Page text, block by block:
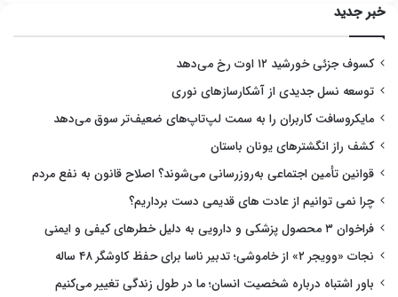
خبر جدید
کسوف جزئی خورشید ۱۲ اوت رخ می‌دهد
توسعه نسل جدیدی از آشکارسازهای نوری
مایکروسافت کاربران را به سمت لپ‌تاپ‌های ضعیف‌تر سوق می‌دهد
کشف راز انگشترهای یونان باستان
قوانین تأمین اجتماعی به‌روزرسانی می‌شوند؟ اصلاح قانون به نفع مردم
چرا نمی توانیم از عادت های قدیمی دست برداریم؟
فراخوان ۳ محصول پزشکی و دارویی به دلیل خطرهای کیفی و ایمنی
نجات «وویجر ۲» از خاموشی؛ تدبیر ناسا برای حفظ کاوشگر ۴۸ ساله
باور اشتباه درباره شخصیت انسان؛ ما در طول زندگی تغییر می‌کنیم